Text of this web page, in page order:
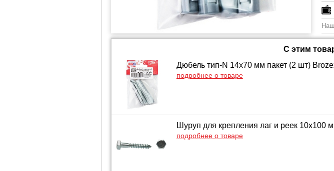
С этим
Дюбель тип-N 14х70 мм пакет (2 шт)
подробнее о товаре
Шуруп для крепления лаг и реек 10х100
подробнее о товаре